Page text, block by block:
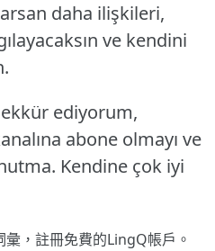
daha ilişkileri,
ve kendini
ediyorum,
abone olmayı ve
Kendine çok iyi
， 註冊免費的LingQ帳戶。